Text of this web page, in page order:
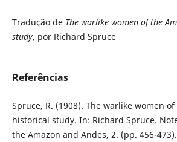
Tradução de The warlike women of the
study, por Richard Spruce
Referências
Spruce, R. (1908). The warlike women
historical study. In: Richard Spruce.
the Amazon and Andes, 2. (pp. 456-